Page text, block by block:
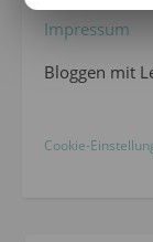
Impressum
Bloggen mit
Cookie-